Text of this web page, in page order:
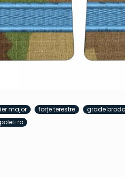
major forțe terestre grade